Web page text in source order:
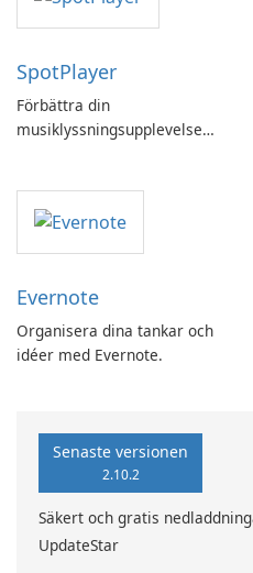
SpotPlayer
Förbättra din
musiklyssningsupplevelse
Evernote
Organisera dina tankar och
idéer med Evernote.
Senaste versionen
2.10.2
Säkert och gratis
UpdateStar